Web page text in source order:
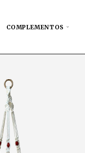
COMPLEMENTOS